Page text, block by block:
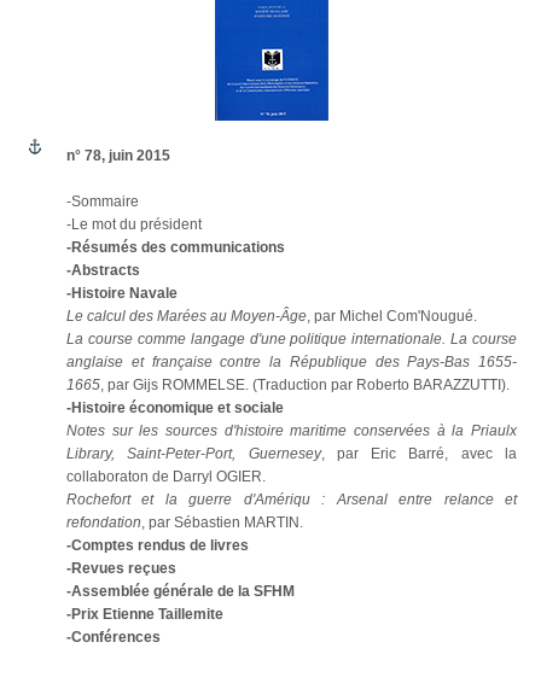
n° 78, juin 2015
-Sommaire
-Le mot du président
-Résumés des communications
-Abstracts
-Histoire Navale
Le calcul des Marées au Moyen-Âge, par Michel Com'Nougué.
La course comme langage d'une politique internationale. La course
anglaise et française contre la République des Pays-Bas 1655-
1665, par Gijs ROMMELSE. (Traduction par Roberto BARAZZUTTI).
-Histoire économique et sociale
Notes sur les sources d'histoire maritime conservées à la Priaulx
Library, Saint-Peter-Port, Guernesey, par Eric Barré, avec la
collaboraton de Darryl OGIER.
Rochefort et la guerre d'Amériqu : Arsenal entre relance et
refondation, par Sébastien MARTIN.
-Comptes rendus de livres
-Revues reçues
-Assemblée générale de la SFHM
-Prix Etienne Taillemite
-Conférences